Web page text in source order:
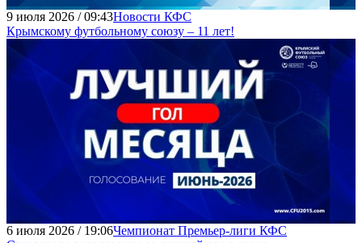
9 июля 2026 / 09:43Новости КФС
Крымскому футбольному союзу – 11 лет!
6 июля 2026 / 19:06Чемпионат Премьер-лиги КФС